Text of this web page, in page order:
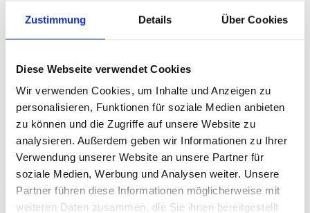
Zustimmung Details Über Cookies
Diese Webseite verwendet Cookies
Wir verwenden Cookies, um Inhalte und Anzeigen zu
personalisieren, Funktionen für soziale Medien anbieten
zu können und die Zugriffe auf unsere Website zu
analysieren. Außerdem geben wir Informationen zu Ihrer
Verwendung unserer Website an unsere Partner für
soziale Medien, Werbung und Analysen weiter. Unsere
Partner führen diese Informationen möglicherweise mit
weiteren Daten zusammen, die Sie ihnen bereitgestellt
Es gibt zwei Möglichkeiten, den Massendurchfluss von Kohle im
PCI-System zu messen:
Fall kann die Gesamtkohlemenge gesteuert werden.
Eine weitere Optimierung bringt der Einsatz von Inline-
Durchflussmessern nach dem Verteiler installiert, so dass jede
Einblasleitung unabhängig gesteuert werden kann. Der zweite
Ansatz ist hinsichtlich Wärmeregelung und Transparenz
deutlich effizienter.
Der Ausgang des Durchflussmessers entspricht dem Kohlestrom in
kg/h oder t/h. Über einen 4-20mA Stromausgang wird der Messwert
an das kundenseitige Leitsystem übertragen um von dort aus die
Dosierung des Kohlestaubs zentral steuern zu können.